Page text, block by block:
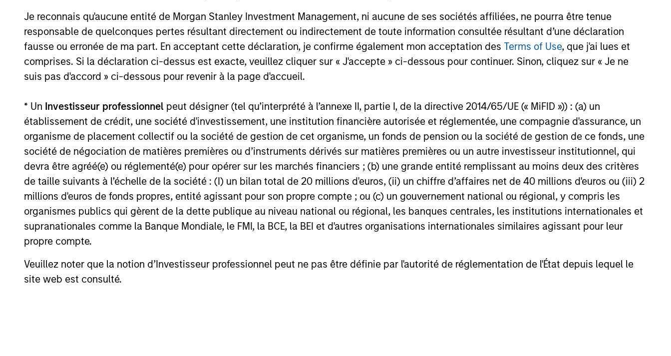
Je reconnais qu'aucune entité de Morgan Stanley Investment Management, ni aucune de ses sociétés affiliées, ne pourra être tenue
responsable de quelconques pertes résultant directement ou indirectement de toute information consultée résultant d’une déclaration
fausse ou erronée de ma part. En acceptant cette déclaration, je confirme également mon acceptation des Terms of Use, que j'ai lues et
comprises. Si la déclaration ci-dessus est exacte, veuillez cliquer sur « J'accepte » ci-dessous pour continuer. Sinon, cliquez sur « Je ne
suis pas d'accord » ci-dessous pour revenir à la page d'accueil.
* Un Investisseur professionnel peut désigner (tel qu’interprété à l’annexe II, partie I, de la directive 2014/65/UE (« MiFID »)) : (a) un
établissement de crédit, une société d'investissement, une institution financière autorisée et réglementée, une compagnie d'assurance, un
organisme de placement collectif ou la société de gestion de cet organisme, un fonds de pension ou la société de gestion de ce fonds, une
société de négociation de matières premières ou d’instruments dérivés sur matières premières ou un autre investisseur institutionnel, qui
devra être agréé(e) ou réglementé(e) pour opérer sur les marchés financiers ; (b) une grande entité remplissant au moins deux des critères
de taille suivants à l’échelle de la société : (I) un bilan total de 20 millions d'euros, (ii) un chiffre d’affaires net de 40 millions d'euros ou (iii) 2
millions d'euros de fonds propres, entité agissant pour son propre compte ; ou (c) un gouvernement national ou régional, y compris les
organismes publics qui gèrent de la dette publique au niveau national ou régional, les banques centrales, les institutions internationales et
supranationales comme la Banque Mondiale, le FMI, la BCE, la BEI et d'autres organisations internationales similaires agissant pour leur
propre compte.
Veuillez noter que la notion d’Investisseur professionnel peut ne pas être définie par l'autorité de réglementation de l'État depuis lequel le
site web est consulté.
V.L. et Performance
peuvent augmenter ou diminuer en raison des fluctuations de change. Tous les calculs des données de
performance sont basés sur une comparaison de la VL, sont exprimés nets de frais et ne prennent pas
en compte les commissions et coûts relatifs à l’émission et au rachat de parts. La source de toutes les
données relatives aux performances et aux indices est Morgan Stanley Investment Management.Merci
decliquer icipour obtenir des informations complémentaires sur les performances et autres éléments
importants, qui doivent être lus attentivement.
Lesfrais courantsreflètent les payements et frais
engagés lors du fonctionnement du fonds et sont
déduits des actifs du fonds pour la période. Ils
incluent les commissions et frais de gestion, dépôt
Performances calendaires